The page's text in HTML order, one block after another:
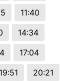
11:40
14:34
17:04
19:51
20:21